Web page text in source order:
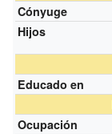
Cónyuge
Hijos
Educado en
Ocupación